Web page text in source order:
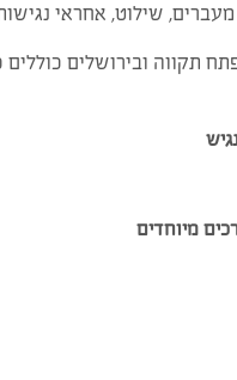
שילוט, אחראי
תקווה ובירושלים
מיוחדים